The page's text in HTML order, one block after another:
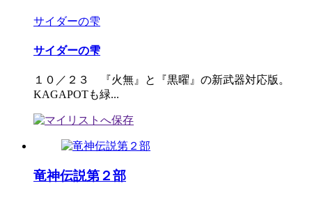
サイダーの雫
サイダーの雫
１０／２３ 『火無』と『黒曜』の新武器対応版。
KAGAPOTも緑...
竜神伝説第２部